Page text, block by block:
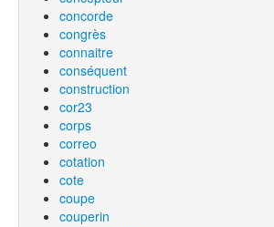
concorde
congrès
connaitre
conséquent
construction
cor23
corps
correo
cotation
cote
coupe
couperin